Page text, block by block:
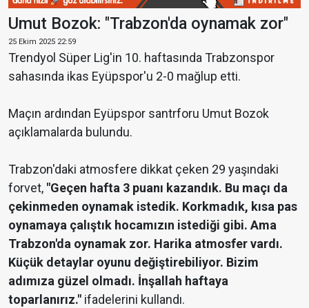
Umut Bozok: "Trabzon'da oynamak zor"
25 Ekim 2025 22:59
Trendyol Süper Lig'in 10. haftasında Trabzonspor
sahasında ikas Eyüpspor'u 2-0 mağlup etti.
Maçın ardından Eyüpspor santrforu Umut Bozok
açıklamalarda bulundu.
Trabzon'daki atmosfere dikkat çeken 29 yaşındaki
forvet, "Geçen hafta 3 puanı kazandık. Bu maçı da
çekinmeden oynamak istedik. Korkmadık, kısa pas
oynamaya çalıştık hocamızın istediği gibi. Ama
Trabzon'da oynamak zor. Harika atmosfer vardı.
Küçük detaylar oyunu değiştirebiliyor. Bizim
adımıza güzel olmadı. İnşallah haftaya
toparlanırız." ifadelerini kullandı.